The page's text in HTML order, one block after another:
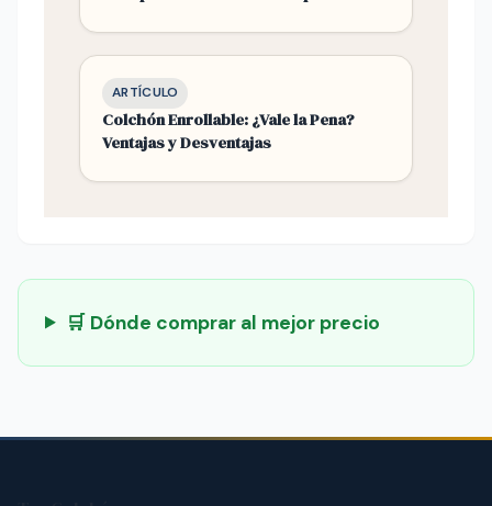
ARTÍCULO
Colchón Enrollable: ¿Vale la Pena?
Ventajas y Desventajas
🛒 Dónde comprar al mejor precio